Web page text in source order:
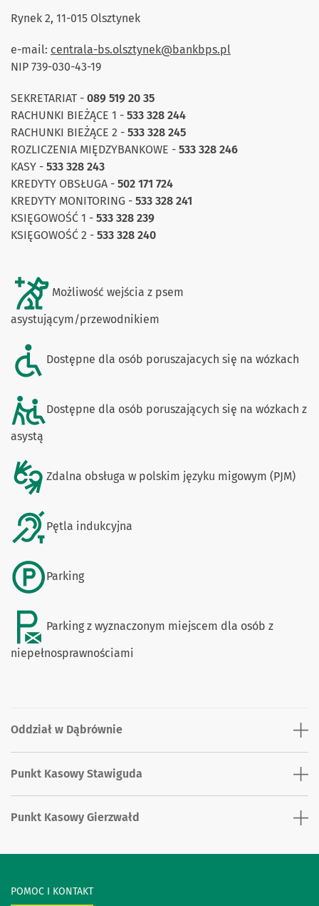
Rynek 2, 11-015 Olsztynek
e-mail: centrala-bs.olsztynek@bankbps.pl
NIP 739-030-43-19
SEKRETARIAT - 089 519 20 35
RACHUNKI BIEŻĄCE 1 - 533 328 244
RACHUNKI BIEŻĄCE 2 - 533 328 245
ROZLICZENIA MIĘDZYBANKOWE - 533 328 246
KASY - 533 328 243
KREDYTY OBSŁUGA - 502 171 724
KREDYTY MONITORING - 533 328 241
KSIĘGOWOŚĆ 1 - 533 328 239
KSIĘGOWOŚĆ 2 - 533 328 240
Możliwość wejścia z psem
asystującym/przewodnikiem
Dostępne dla osób poruszajacych się na wózkach
Dostępne dla osób poruszających się na wózkach z
asystą
Zdalna obsługa w polskim języku migowym (PJM)
Pętla indukcyjna
Parking
Parking z wyznaczonym miejscem dla osób z
niepełnosprawnościami
Oddział w Dąbrównie
Punkt Kasowy Stawiguda
Punkt Kasowy Gierzwałd
POMOC I KONTAKT